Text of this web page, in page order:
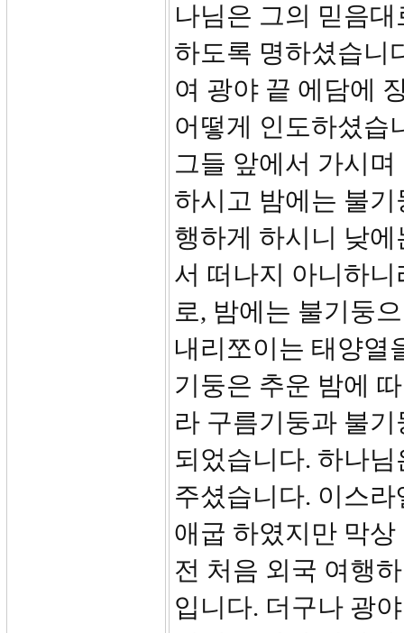
나님은 그의 믿음
하도록 명하셨습니
여 광야 끝 에담에
어떻게 인도하셨습
그들 앞에서 가시
하시고 밤에는 불
행하게 하시니 낮
서 떠나지 아니하
로, 밤에는 불기둥
내리쪼이는 태양열
기둥은 추운 밤에
라 구름기둥과 불
되었습니다. 하나
주셨습니다. 이스
애굽 하였지만 막
전 처음 외국 여행
입니다. 더구나 광